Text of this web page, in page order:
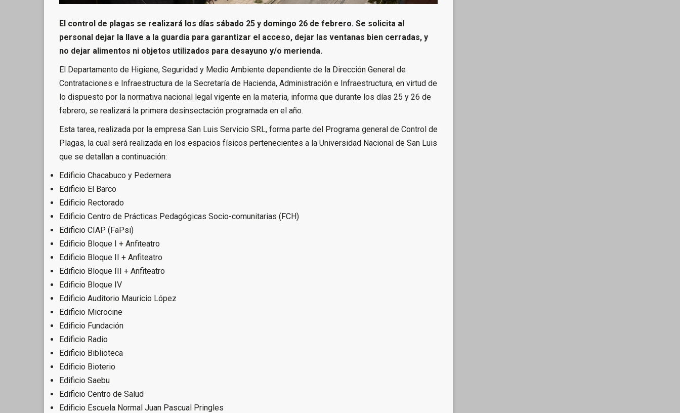
El control de plagas se realizará los días sábado 25 y domingo 26 de febrero. Se solicita al
personal dejar la llave a la guardia para garantizar el acceso, dejar las ventanas bien cerradas, y
no dejar alimentos ni objetos utilizados para desayuno y/o merienda.
El Departamento de Higiene, Seguridad y Medio Ambiente dependiente de la Dirección General de
Contrataciones e Infraestructura de la Secretaría de Hacienda, Administración e Infraestructura, en virtud de
lo dispuesto por la normativa nacional legal vigente en la materia, informa que durante los días 25 y 26 de
febrero, se realizará la primera desinsectación programada en el año.
Esta tarea, realizada por la empresa San Luis Servicio SRL, forma parte del Programa general de Control de
Plagas, la cual será realizada en los espacios físicos pertenecientes a la Universidad Nacional de San Luis
que se detallan a continuación:
Edificio Chacabuco y Pedernera
Edificio El Barco
Edificio Rectorado
Edificio Centro de Prácticas Pedagógicas Socio-comunitarias (FCH)
Edificio CIAP (FaPsi)
Edificio Bloque I + Anfiteatro
Edificio Bloque II + Anfiteatro
Edificio Bloque III + Anfiteatro
Edificio Bloque IV
Edificio Auditorio Mauricio López
Edificio Microcine
Edificio Fundación
Edificio Radio
Edificio Biblioteca
Edificio Bioterio
Edificio Saebu
Edificio Centro de Salud
Edificio Escuela Normal Juan Pascual Pringles